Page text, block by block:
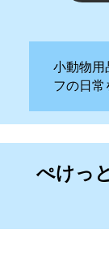
小動物用
フの日
ぺけっ